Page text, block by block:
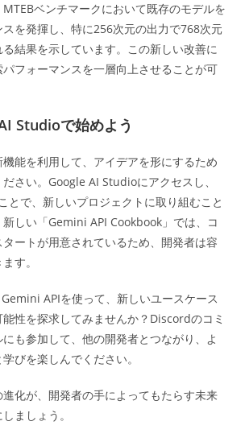
ベンチマークにおいて既存のモデルを
を発揮し、特に256次元の出力で768次元
結果を示しています。この新しい改善に
フォーマンスを一層向上させることが可
Studioで始めよう
能を利用して、アイデアを形にするため
さい。Google AI Studioにアクセスし、
とで、新しいプロジェクトに取り組むこと
しい「Gemini API Cookbook」では、コ
ートが用意されているため、開発者は容
す。
APIを使って、新しいユースケース
性を探求してみませんか？Discordのコミ
も参加して、他の開発者とつながり、よ
びを楽しんでください。
化が、開発者の手によってもたらす未来
ましょう。